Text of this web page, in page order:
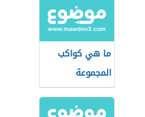
ما هي كواكب
المجموعة
الشمسية